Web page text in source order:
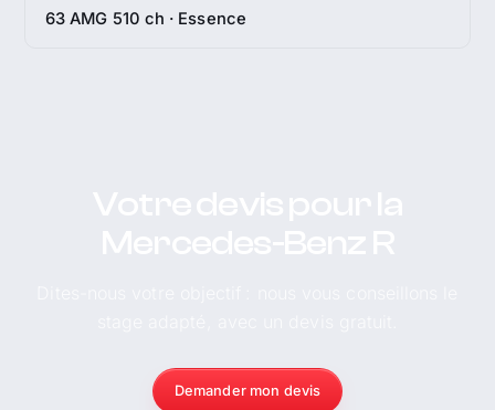
63 AMG 510 ch · Essence
Demander mon devis